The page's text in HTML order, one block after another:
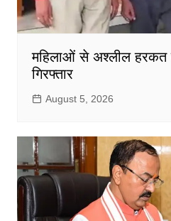
महिलाओं से अश्लील हरकत
गिरफ्तार
August 5, 2026